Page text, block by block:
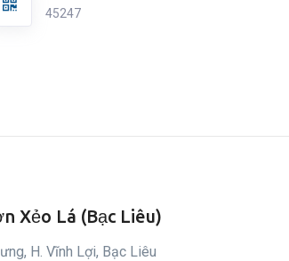
45247
Xẻo Lá (Bạc Liêu)
H. Vĩnh Lợi, Bạc Liêu